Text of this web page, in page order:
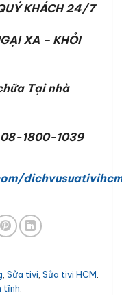
KHÁCH 24/7
XA – KHỎI
Tại nhà
1800-1039
dichvusuativihcm
Sửa tivi Sửa tivi HCM
tĩnh